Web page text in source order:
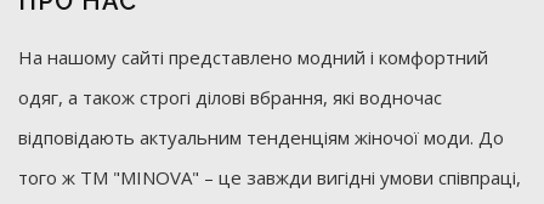
На нашому сайті представлено модний і комфортний
одяг, а також строгі ділові вбрання, які водночас
відповідають актуальним тенденціям жіночої моди. До
того ж ТМ "MINOVA" – це завжди вигідні умови співпраці,